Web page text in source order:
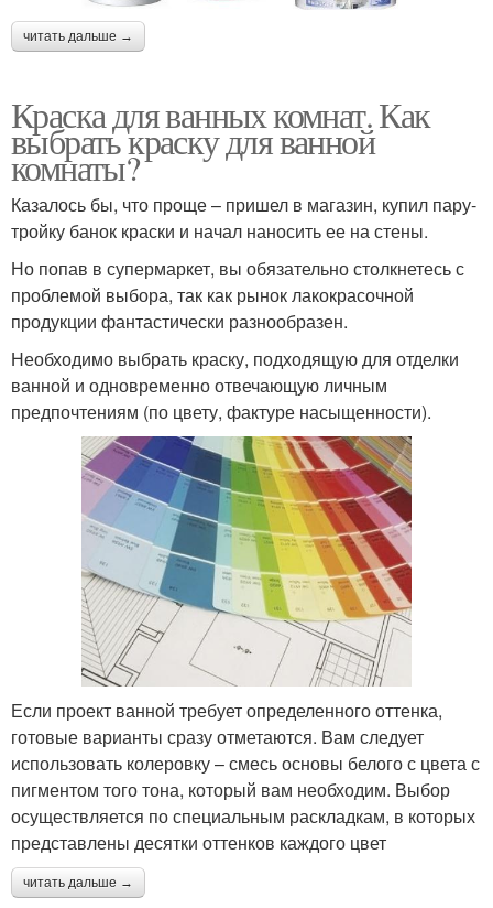
читать дальше →
Краска для ванных комнат. Как
выбрать краску для ванной
комнаты?
Казалось бы, что проще – пришел в магазин, купил пару-
тройку банок краски и начал наносить ее на стены.
Но попав в супермаркет, вы обязательно столкнетесь с
проблемой выбора, так как рынок лакокрасочной
продукции фантастически разнообразен.
Необходимо выбрать краску, подходящую для отделки
ванной и одновременно отвечающую личным
предпочтениям (по цвету, фактуре насыщенности).
Если проект ванной требует определенного оттенка,
готовые варианты сразу отметаются. Вам следует
использовать колеровку – смесь основы белого с цвета с
пигментом того тона, который вам необходим. Выбор
осуществляется по специальным раскладкам, в которых
представлены десятки оттенков каждого цвет
читать дальше →